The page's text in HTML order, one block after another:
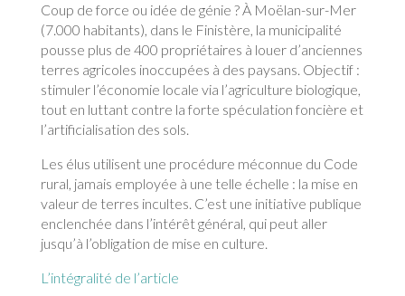
Coup de force ou idée de génie ? À Moëlan-sur-Mer
(7.000 habitants), dans le Finistère, la municipalité
pousse plus de 400 propriétaires à louer d’anciennes
terres agricoles inoccupées à des paysans. Objectif :
stimuler l’économie locale via l’agriculture biologique,
tout en luttant contre la forte spéculation foncière et
l’artificialisation des sols.
Les élus utilisent une procédure méconnue du Code
rural, jamais employée à une telle échelle : la mise en
valeur de terres incultes. C’est une initiative publique
enclenchée dans l’intérêt général, qui peut aller
jusqu’à l’obligation de mise en culture.
L’intégralité de l’article